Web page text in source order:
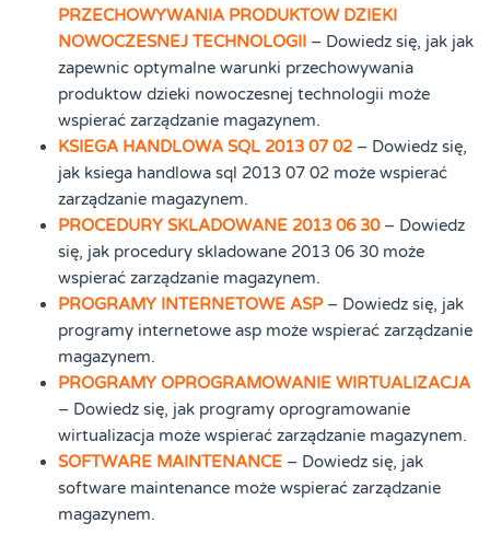
PRZECHOWYWANIA PRODUKTOW DZIEKI
NOWOCZESNEJ TECHNOLOGII – Dowiedz się, jak jak
zapewnic optymalne warunki przechowywania
produktow dzieki nowoczesnej technologii może
wspierać zarządzanie magazynem.
KSIEGA HANDLOWA SQL 2013 07 02 – Dowiedz się,
jak ksiega handlowa sql 2013 07 02 może wspierać
zarządzanie magazynem.
PROCEDURY SKLADOWANE 2013 06 30– Dowiedz
się, jak procedury skladowane 2013 06 30 może
wspierać zarządzanie magazynem.
PROGRAMY INTERNETOWE ASP– Dowiedz się, jak
programy internetowe asp może wspierać zarządzanie
magazynem.
PROGRAMY OPROGRAMOWANIE WIRTUALIZACJA
– Dowiedz się, jak programy oprogramowanie
wirtualizacja może wspierać zarządzanie magazynem.
SOFTWARE MAINTENANCE – Dowiedz się, jak
software maintenance może wspierać zarządzanie
magazynem.